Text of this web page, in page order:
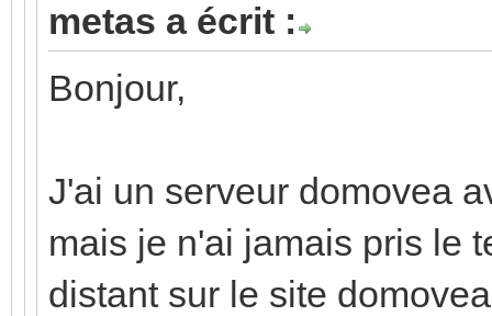
metas a écrit :
Bonjour,
J'ai un serveur domovea
mais je n'ai jamais pris le
distant sur le site